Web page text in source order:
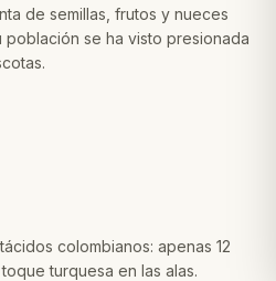
de semillas, frutos y nueces
población se ha visto presionada
colombianos: apenas 12
turquesa en las alas.